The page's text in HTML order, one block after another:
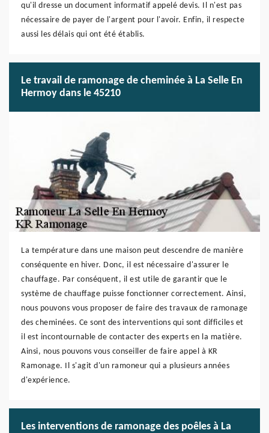
qu'il dresse un document informatif appelé devis. Il n'est pas
nécessaire de payer de l'argent pour l'avoir. Enfin, il respecte
aussi les délais qui ont été établis.
Le travail de ramonage de cheminée à La Selle En
Hermoy dans le 45210
La température dans une maison peut descendre de manière
conséquente en hiver. Donc, il est nécessaire d'assurer le
chauffage. Par conséquent, il est utile de garantir que le
système de chauffage puisse fonctionner correctement. Ainsi,
nous pouvons vous proposer de faire des travaux de ramonage
des cheminées. Ce sont des interventions qui sont difficiles et
il est incontournable de contacter des experts en la matière.
Ainsi, nous pouvons vous conseiller de faire appel à KR
Ramonage. Il s'agit d'un ramoneur qui a plusieurs années
d'expérience.
Les interventions de ramonage des poêles à La